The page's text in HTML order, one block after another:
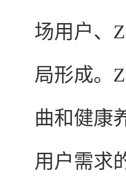
场用户、
局形成。
曲和健康
用户需求